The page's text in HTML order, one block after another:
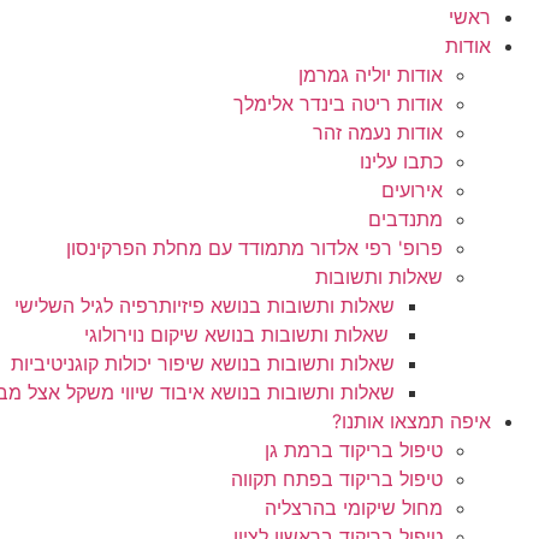
ראשי
אודות
אודות יוליה גמרמן
אודות ריטה בינדר אלימלך
אודות נעמה זהר
כתבו עלינו
אירועים
מתנדבים
פרופ' רפי אלדור מתמודד עם מחלת הפרקינסון
שאלות ותשובות
שאלות ותשובות בנושא פיזיותרפיה לגיל השלישי
שאלות ותשובות בנושא שיקום נוירולוגי
שאלות ותשובות בנושא שיפור יכולות קוגניטיביות
שאלות ותשובות בנושא איבוד שיווי משקל אצל
איפה תמצאו אותנו?
טיפול בריקוד ברמת גן
טיפול בריקוד בפתח תקווה
מחול שיקומי בהרצליה